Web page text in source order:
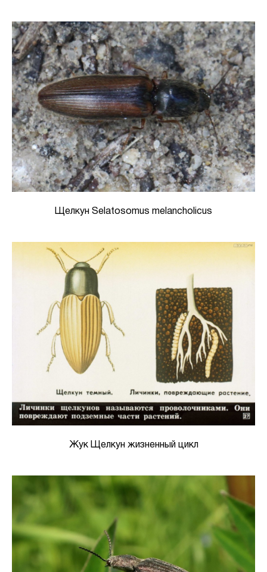
Щелкун Selatosomus melancholicus
Жук Щелкун жизненный цикл